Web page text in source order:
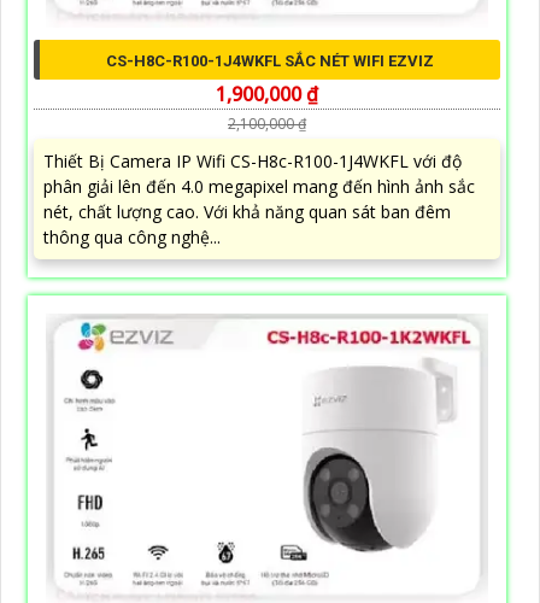
CS-H8C-R100-1J4WKFL SẮC NÉT WIFI EZVIZ
1,900,000 ₫
2,100,000 ₫
Thiết Bị Camera IP Wifi CS-H8c-R100-1J4WKFL với độ
phân giải lên đến 4.0 megapixel mang đến hình ảnh sắc
nét, chất lượng cao. Với khả năng quan sát ban đêm
thông qua công nghệ...